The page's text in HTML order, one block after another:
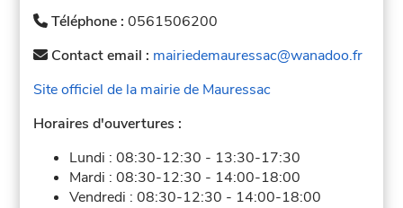
Téléphone :0561506200
Contact email : mairiedemauressac@wanadoo.fr
Site officiel de la mairie de Mauressac
Horaires d'ouvertures :
Lundi :08:30-12:30 - 13:30-17:30
Mardi :08:30-12:30 - 14:00-18:00
Vendredi :08:30-12:30 - 14:00-18:00